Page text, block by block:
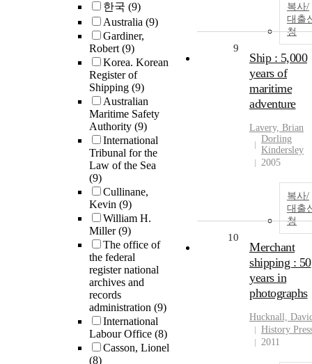
한국 (9)
Australia (9)
Gardiner,
Robert(9)
Korea. Korean
Register of
Shipping (9)
Australian
Maritime Safety
Authority (9)
International
Tribunal for the
Law of the Sea
(9)
Cullinane,
Kevin (9)
William H.
Miller(9)
The office of
the federal
register national
archives and
records
administration (9)
International
Labour Office (8)
Casson, Lionel
(8)
복사/
대출
청
9
Ship : 5,000
years of
maritime
adventure
Lavery, Brian
Dorling
Kindersley
2005
복사/
대출
청
10
Merchant
shipping : 50
years in
photographs
Hucknall,
History
2011